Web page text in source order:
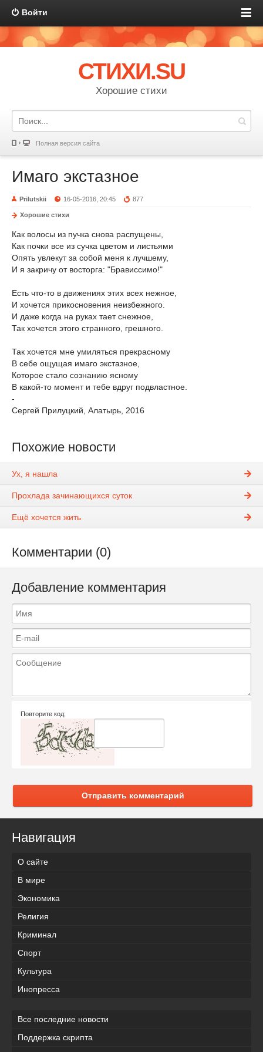
Войти
СТИХИ.SU
Хорошие стихи
Полная версия сайта
Имаго экстазное
Prilutskii 16-05-2016, 20:45 877
Хорошие стихи
Как волосы из пучка снова распущены,
Как почки все из сучка цветом и листьями
Опять увлекут за собой меня к лучшему,
И я закричу от восторга: "Брависсимо!"
Есть что-то в движениях этих всех нежное,
И хочется прикосновения неизбежного.
И даже когда на руках тает снежное,
Так хочется этого странного, грешного.
Так хочется мне умиляться прекрасному
В себе ощущая имаго экстазное,
Которое стало сознанию ясному
В какой-то момент и тебе вдруг подвластное.
-
Сергей Прилуцкий, Алатырь, 2016
Похожие новости
Ух, я нашла
Прохлада зачинающихся суток
Ещё хочется жить
Комментарии (0)
Добавление комментария
Повторите код:
Отправить комментарий
Навигация
О сайте
В мире
Экономика
Религия
Криминал
Спорт
Культура
Инопресса
Все последние новости
Поддержка скрипта